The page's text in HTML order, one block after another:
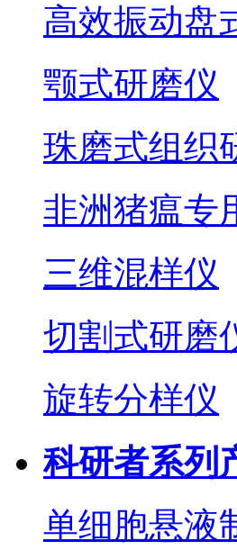
高效振动盘
颚式研磨仪
珠磨式组织
非洲猪瘟专
三维混样仪
切割式研磨
旋转分样仪
科研者系列
单细胞悬液